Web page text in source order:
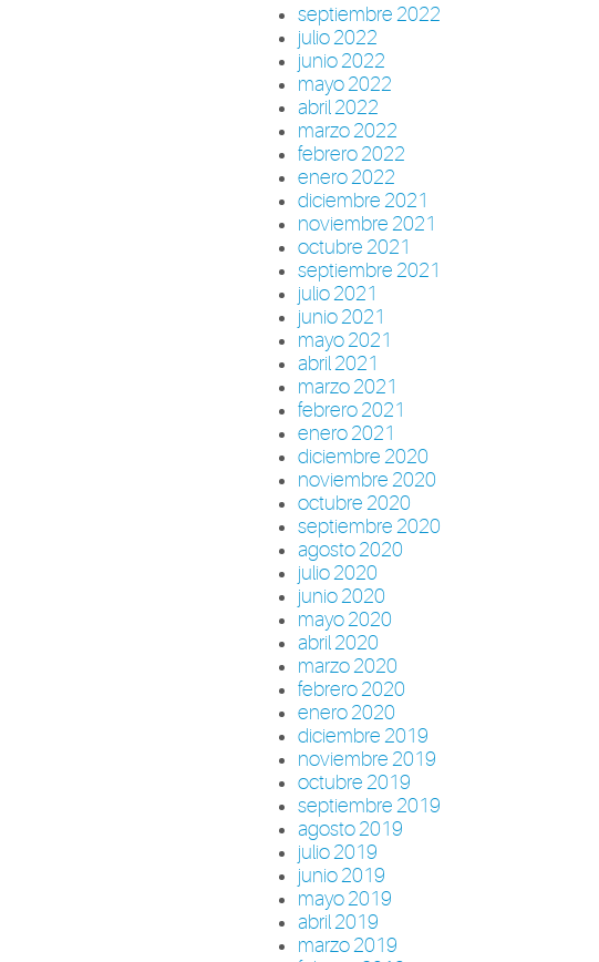
septiembre 2022
julio 2022
junio 2022
mayo 2022
abril 2022
marzo 2022
febrero 2022
enero 2022
diciembre 2021
noviembre 2021
octubre 2021
septiembre 2021
julio 2021
junio 2021
mayo 2021
abril 2021
marzo 2021
febrero 2021
enero 2021
diciembre 2020
noviembre 2020
octubre 2020
septiembre 2020
agosto 2020
julio 2020
junio 2020
mayo 2020
abril 2020
marzo 2020
febrero 2020
enero 2020
diciembre 2019
noviembre 2019
octubre 2019
septiembre 2019
agosto 2019
julio 2019
junio 2019
mayo 2019
abril 2019
marzo 2019